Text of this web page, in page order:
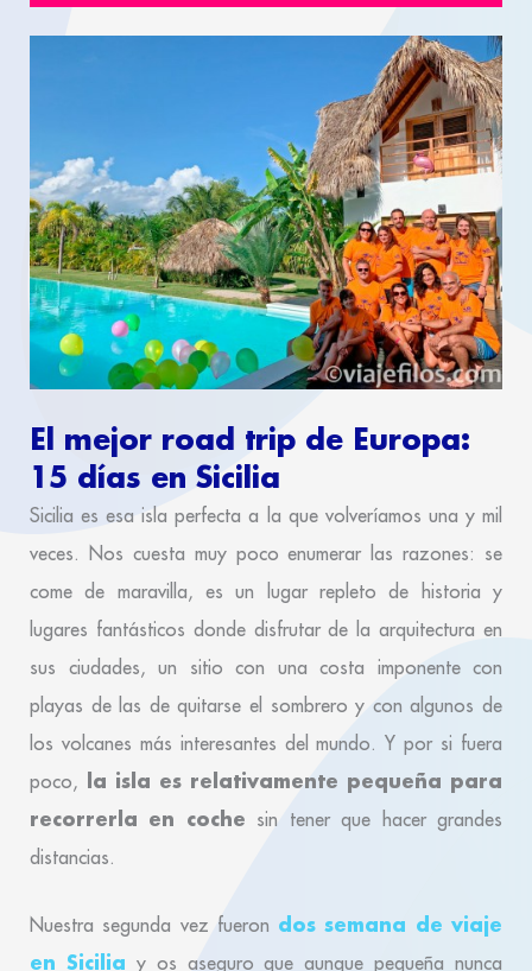
El mejor road trip de Europa:
15 días en Sicilia
Sicilia es esa isla perfecta a la que volveríamos una y mil
veces. Nos cuesta muy poco enumerar las razones: se
come de maravilla, es un lugar repleto de historia y
lugares fantásticos donde disfrutar de la arquitectura en
sus ciudades, un sitio con una costa imponente con
playas de las de quitarse el sombrero y con algunos de
los volcanes más interesantes del mundo. Y por si fuera
poco, la isla es relativamente pequeña para
recorrerla en coche sin tener que hacer grandes
distancias.
Nuestra segunda vez fueron dos semana de viaje
en Sicilia y os aseguro que aunque pequeña nunca